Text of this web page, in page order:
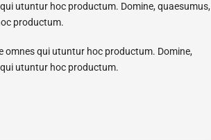
utuntur hoc productum. Domine, quaesumus,
productum.
omnes qui utuntur hoc productum. Domine,
utuntur hoc productum.